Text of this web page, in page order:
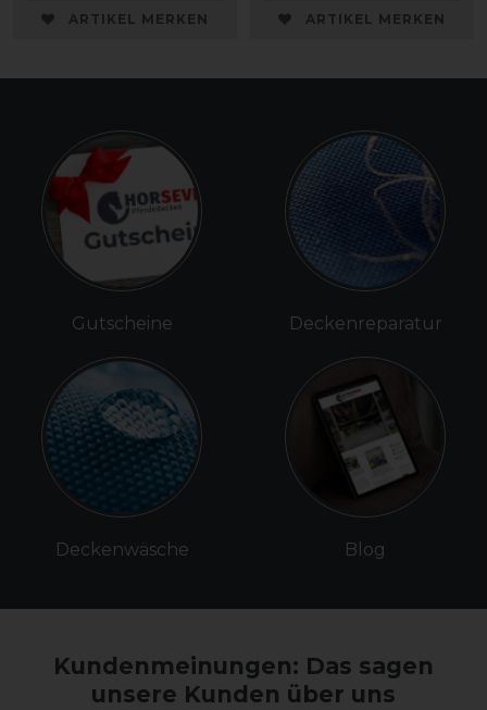
ARTIKEL MERKEN ARTIKEL MERKEN
Gutscheine
Deckenwäsche
Deckenreparatur
Blog
Kundenmeinungen: Das sagen
unsere Kunden über uns